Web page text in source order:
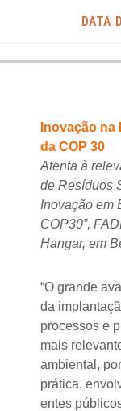
DATA
Inovação
da COP 30
Atenta à
de Resíduos
Inovação em
COP30”,
Hangar, em
“O grande
da
processos e
mais
ambiental,
prática,
entes